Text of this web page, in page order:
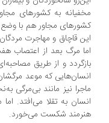
به کشورهای مجاور
مجاور هم با وضع
قاچاق و مهاجرت مردگان به
مرگ بعد از اعتصاب
و از طریق مصاحبه‌ای
که موعد مرگشان
نیز مانند بی‌مرگی
به تقلا می‌افتد. اما
شکست می‌خورد.